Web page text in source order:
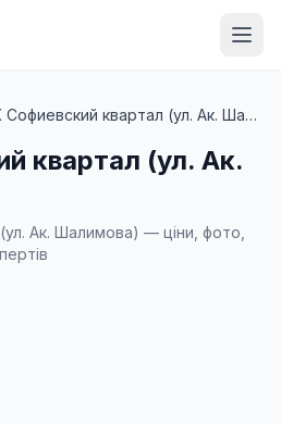
ЖК Софиевский квартал (ул. Ак. Шалимова)
квартал (ул. Ак.
Ак. Шалимова) — ціни, фото,